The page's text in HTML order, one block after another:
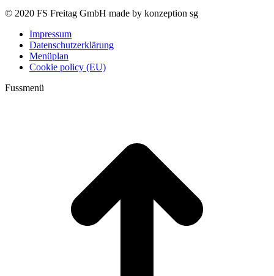
© 2020 FS Freitag GmbH made by konzeption sg
Impressum
Datenschutzerklärung
Menüplan
Cookie policy (EU)
Fussmenü